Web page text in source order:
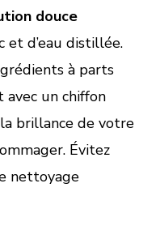
douce
et d’eau distillée.
à parts
un chiffon
brillance de votre
Évitez
nettoyage